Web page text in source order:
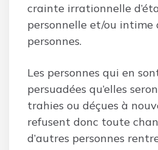
crainte irrationnelle
personnelle et/ou intime
personnes.
Les personnes qui en
persuadées qu’elles
trahies ou déçues à
refusent donc toute
d’autres personnes